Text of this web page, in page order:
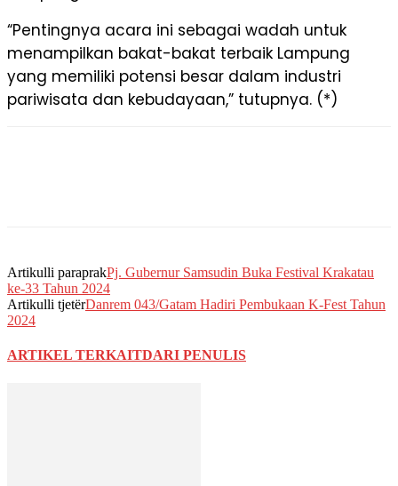
“Pentingnya acara ini sebagai wadah untuk
menampilkan bakat-bakat terbaik Lampung
yang memiliki potensi besar dalam industri
pariwisata dan kebudayaan,” tutupnya. (*)
Artikulli paraprakPj. Gubernur Samsudin Buka Festival Krakatau
ke-33 Tahun 2024
Artikulli tjetërDanrem 043/Gatam Hadiri Pembukaan K-Fest Tahun
2024
ARTIKEL TERKAITDARI PENULIS